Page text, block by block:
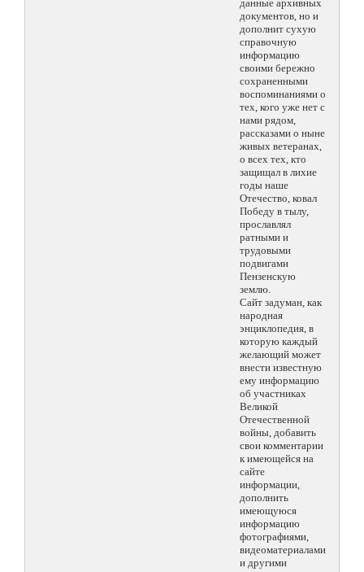
данные архивных
документов, но и
дополнит сухую
справочную
информацию
своими бережно
сохраненными
воспоминаниями о
тех, кого уже нет с
нами рядом,
рассказами о ныне
живых ветеранах,
о всех тех, кто
защищал в лихие
годы наше
Отечество, ковал
Победу в тылу,
прославлял
ратными и
трудовыми
подвигами
Пензенскую
землю.
Сайт задуман, как
народная
энциклопедия, в
которую каждый
желающий может
внести известную
ему информацию
об участниках
Великой
Отечественной
войны, добавить
свои комментарии
к имеющейся на
сайте
информации,
дополнить
имеющуюся
информацию
фотографиями,
видеоматериалами
и другими